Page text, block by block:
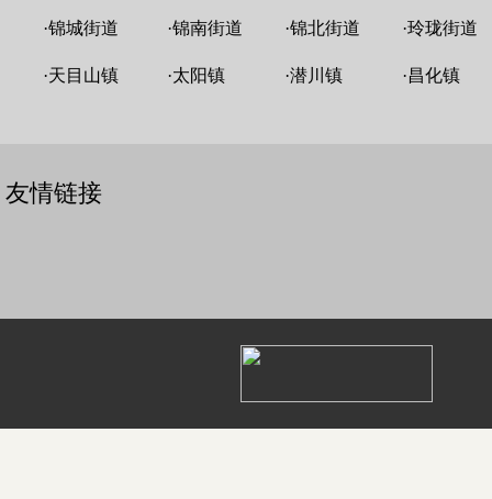
·锦城街道 ·锦南街道 ·锦北街道 ·玲珑街道
·天目山镇 ·太阳镇 ·潜川镇 ·昌化镇
友情链接